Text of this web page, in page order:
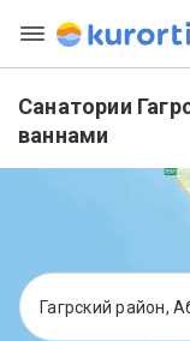
Санатории
ваннами
Гагрский район,